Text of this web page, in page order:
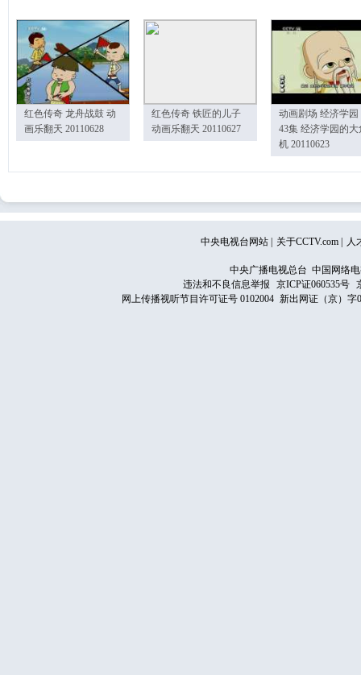
红色传奇 龙舟战鼓 动
画乐翻天 20110628
红色传奇 铁匠的儿子
动画乐翻天 20110627
动画剧场 经济学园
43集 经济学园的大
机 20110623
中央电视台网站 关于CCTV.com 人
中央广播电视总台 中国网络
违法和不良信息举报
京ICP证060535号
网上传播视听节目许可证号 0102004 新出网证（京）